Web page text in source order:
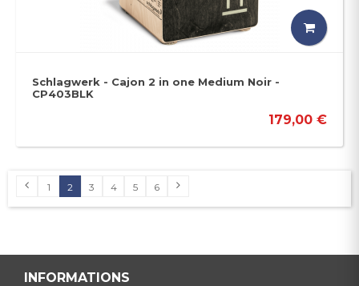
Schlagwerk - Cajon 2 in one Medium Noir -
CP403BLK
179,00 €
1 2 3 4 5 6
INFORMATIONS